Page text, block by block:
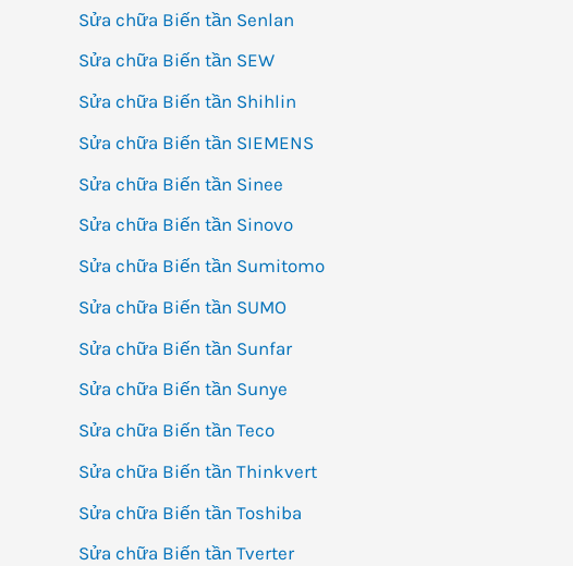
Sửa chữa Biến tần Senlan
Sửa chữa Biến tần SEW
Sửa chữa Biến tần Shihlin
Sửa chữa Biến tần SIEMENS
Sửa chữa Biến tần Sinee
Sửa chữa Biến tần Sinovo
Sửa chữa Biến tần Sumitomo
Sửa chữa Biến tần SUMO
Sửa chữa Biến tần Sunfar
Sửa chữa Biến tần Sunye
Sửa chữa Biến tần Teco
Sửa chữa Biến tần Thinkvert
Sửa chữa Biến tần Toshiba
Sửa chữa Biến tần Tverter